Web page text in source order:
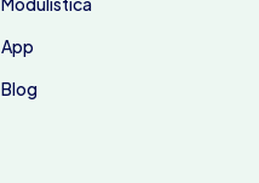
App
Blog